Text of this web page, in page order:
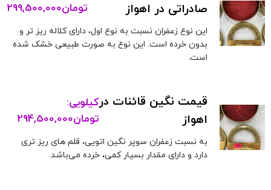
صادراتی در اهواز
تومان299,500,000
این نوع زعفران نسبت به نوع اول، دارای کلاله ریز تر و
بدون خرده است. این نوع به صورت طبیعی خشک شده
است.
قیمت نگین قائنات در
اهواز
کیلویی:
تومان294,500,000
به نسبت زعفران سوپر نگین اتویی، قلم های ریز تری
دارد و دارای مقدار بسیار کمی، خرده می‌باشد.